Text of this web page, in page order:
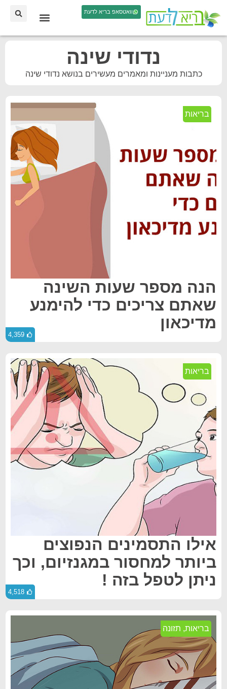
וואטסאפ בריא לדעת
נדודי שינה
כתבות מעניינות ומאמרים מעשירים בנושא נדודי שינה
בריאות
הנה מספר שעות השינה
שאתם צריכים כדי להימנע
מדיכאון
4,359
בריאות
אילו התסמינים הנפוצים
ביותר למחסור במגנזיום, וכך
ניתן לטפל בזה !
4,518
בריאות, תזונה